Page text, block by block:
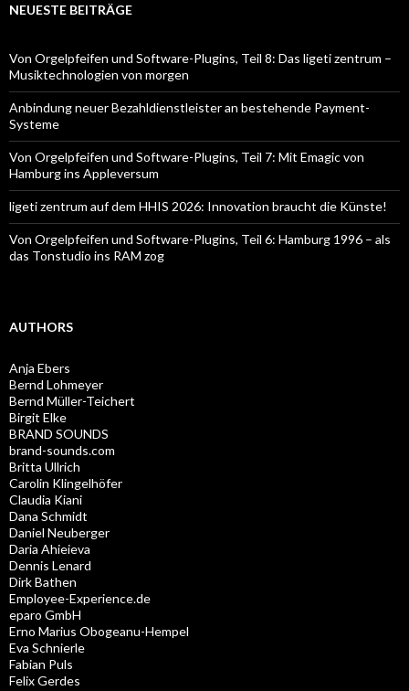
NEUESTE BEITRÄGE
Von Orgelpfeifen und Software-Plugins, Teil 8: Das ligeti zentrum –
Musiktechnologien von morgen
Anbindung neuer Bezahldienstleister an bestehende Payment-
Systeme
Von Orgelpfeifen und Software-Plugins, Teil 7: Mit Emagic von
Hamburg ins Appleversum
ligeti zentrum auf dem HHIS 2026: Innovation braucht die Künste!
Von Orgelpfeifen und Software-Plugins, Teil 6: Hamburg 1996 – als
das Tonstudio ins RAM zog
AUTHORS
Anja Ebers
Bernd Lohmeyer
Bernd Müller-Teichert
Birgit Elke
BRAND SOUNDS
brand-sounds.com
Britta Ullrich
Carolin Klingelhöfer
Claudia Kiani
Dana Schmidt
Daniel Neuberger
Daria Ahieieva
Dennis Lenard
Dirk Bathen
Employee-Experience.de
eparo GmbH
Erno Marius Obogeanu-Hempel
Eva Schnierle
Fabian Puls
Felix Gerdes